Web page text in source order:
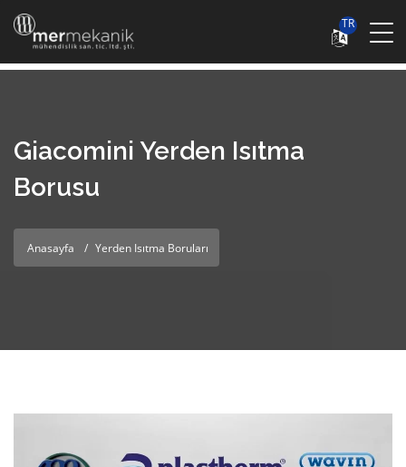
TR
Giacomini Yerden Isıtma
Borusu
Anasayfa Yerden Isıtma Boruları